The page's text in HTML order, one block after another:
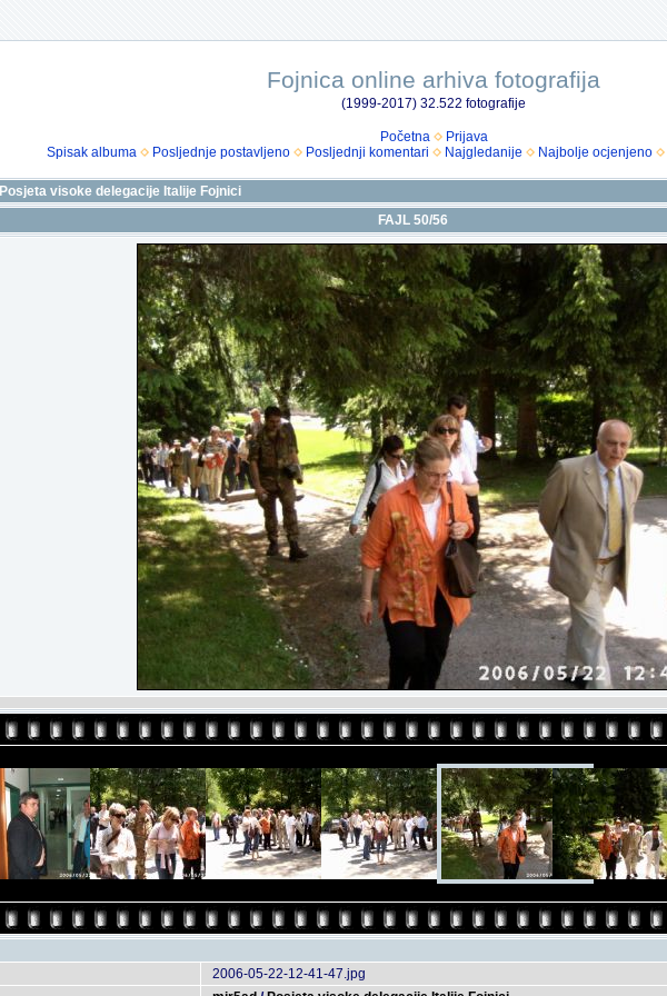
Fojnica online arhiva fotografija
(1999-2017) 32.522 fotografije
Početna
Prijava
Spisak albuma
Posljednje postavljeno Posljednji komentari Najgledanije Najbolje ocjenjeno
Posjeta visoke delegacije Italije Fojnici
FAJL 50/56
2006-05-22-12-41-47.jpg